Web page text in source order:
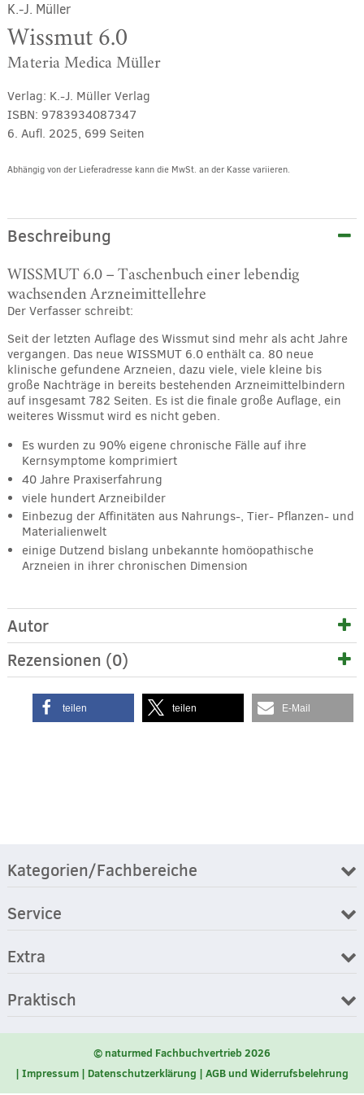
K.-J. Müller
Wissmut 6.0
Materia Medica Müller
Verlag: K.-J. Müller Verlag
ISBN: 9783934087347
6. Aufl. 2025, 699 Seiten
Abhängig von der Lieferadresse kann die MwSt. an der Kasse variieren.
Beschreibung
WISSMUT 6.0 – Taschenbuch einer lebendig
wachsenden Arzneimittellehre
Der Verfasser schreibt:
Seit der letzten Auflage des Wissmut sind mehr als acht Jahre
vergangen. Das neue WISSMUT 6.0 enthält ca. 80 neue
klinische gefundene Arzneien, dazu viele, viele kleine bis
große Nachträge in bereits bestehenden Arzneimittelbindern
auf insgesamt 782 Seiten. Es ist die finale große Auflage, ein
weiteres Wissmut wird es nicht geben.
Es wurden zu 90% eigene chronische Fälle auf ihre
Kernsymptome komprimiert
40 Jahre Praxiserfahrung
viele hundert Arzneibilder
Einbezug der Affinitäten aus Nahrungs-, Tier- Pflanzen- und
Materialienwelt
einige Dutzend bislang unbekannte homöopathische
Arzneien in ihrer chronischen Dimension
Autor
Rezensionen (0)
teilen teilen E-Mail
Kategorien/Fachbereiche
Service
Extra
Praktisch
© naturmed Fachbuchvertrieb 2026
Impressum
Datenschutzerklärung AGB und Widerrufsbelehrung